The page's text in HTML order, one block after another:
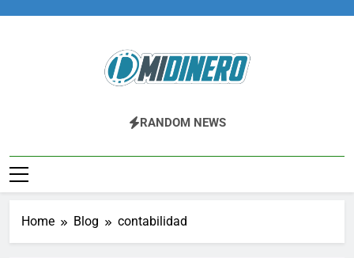
Midinero.co
Fintech, Criptomonedas
RANDOM NEWS
Home Blog contabilidad